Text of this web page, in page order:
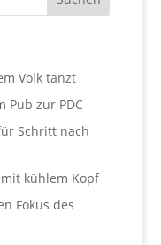
Volk tanzt
Pub zur PDC
Schritt nach
kühlem Kopf
Fokus des